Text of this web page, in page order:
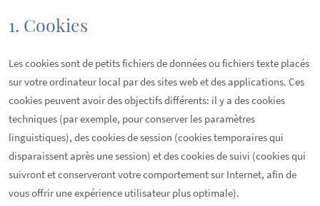
1. Cookies
Les cookies sont de petits fichiers de données ou fichiers texte placés
sur votre ordinateur local par des sites web et des applications. Ces
cookies peuvent avoir des objectifs différents: il y a des cookies
techniques (par exemple, pour conserver les paramètres
linguistiques), des cookies de session (cookies temporaires qui
disparaissent après une session) et des cookies de suivi (cookies qui
suivront et conserveront votre comportement sur Internet, afin de
vous offrir une expérience utilisateur plus optimale).